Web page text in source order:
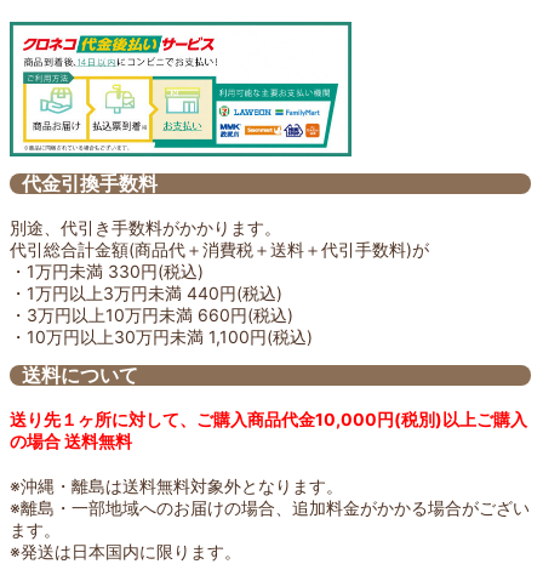
代金引換手数料
別途、代引き手数料がかかります。
代引総合計金額(商品代＋消費税＋送料＋代引手数料)が
・1万円未満 330円(税込)
・1万円以上3万円未満 440円(税込)
・3万円以上10万円未満 660円(税込)
・10万円以上30万円未満 1,100円(税込)
送料について
送り先１ヶ所に対して、ご購入商品代金10,000円(税別)以上ご購入
の場合 送料無料
※沖縄・離島は送料無料対象外となります。
※離島・一部地域へのお届けの場合、追加料金がかかる場合がござい
ます。
※発送は日本国内に限ります。